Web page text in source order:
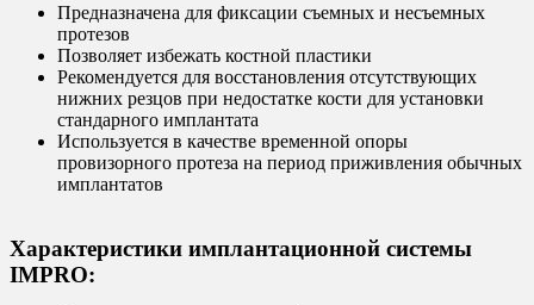
Предназначена для фиксации съемных и несъемных
протезов
Позволяет избежать костной пластики
Рекомендуется для восстановления отсутствующих
нижних резцов при недостатке кости для установки
стандарного имплантата
Используется в качестве временной опоры
провизорного протеза на период приживления обычных
имплантатов
Характеристики имплантационной системы
IMPRO: